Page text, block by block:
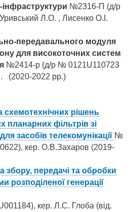
№2316-П (д/р
Л.О. , Лисенко О.І.
передавального модуля
для високоточних систем
№2414-р (д/р № 0121U110723
(2020-2022 рр.)
схемотехнічних рішень
планарних фільтрів зі
засобів телекомунікації №
кер. О.В.Захаров (2019-
збору, передачі та обробки
розподіленої генерації
кер. Л.С. Глоба (від.